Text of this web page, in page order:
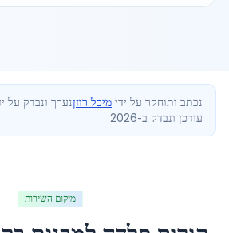
נכתב ותוחקר על ידי מיכל רוזןנערך ונבדק על
עודכן ונבדק ב-2026
מיקום השירות